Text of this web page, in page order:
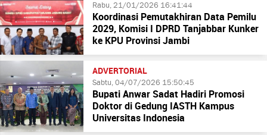
Rabu, 21/01/2026 16:41:44
Koordinasi Pemutakhiran Data Pemilu
2029, Komisi I DPRD Tanjabbar Kunker
ke KPU Provinsi Jambi
ADVERTORIAL
Sabtu, 04/07/2026 15:50:45
Bupati Anwar Sadat Hadiri Promosi
Doktor di Gedung IASTH Kampus
Universitas Indonesia